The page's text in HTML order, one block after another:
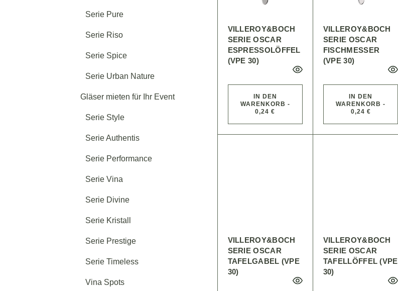
VILLEROY&BOCH
SERIE OSCAR
ESPRESSOLÖFFEL
(VPE 30)
IN DEN
WARENKORB -
0,24 €
VILLEROY&BOCH
SERIE OSCAR
FISCHMESSER
(VPE 30)
IN DEN
WARENKORB -
0,24 €
VILLEROY&BOCH
SERIE OSCAR
TAFELGABEL (VPE
30)
VILLEROY&BOCH
SERIE OSCAR
TAFELLÖFFEL (VPE
30)
Serie Pure
Serie Riso
Serie Spice
Serie Urban Nature
Gläser mieten für Ihr Event
Serie Style
Serie Authentis
Serie Performance
Serie Vina
Serie Divine
Serie Kristall
Serie Prestige
Serie Timeless
Vina Spots